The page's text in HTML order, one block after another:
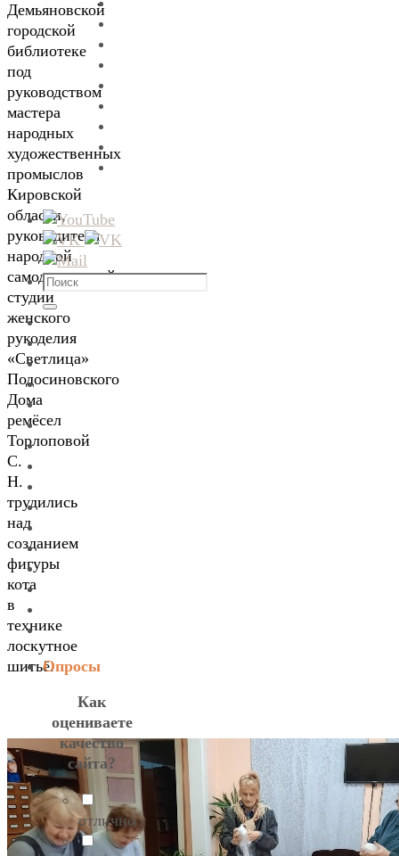
Демьяновской
городской
библиотеке
под
руководством
мастера
народных
художественных
промыслов
Кировской
области,
руководителя
народной
самодеятельной
студии
женского
рукоделия
«Светлица»
Подосиновского
Дома
ремёсел
Торлоповой
С.
Н.
трудились
над
созданием
фигуры
кота
в
технике
лоскутное
шитьё.
Что
искать:
Поиск
Опросы
Как
оцениваете
качество
сайта?
отлично